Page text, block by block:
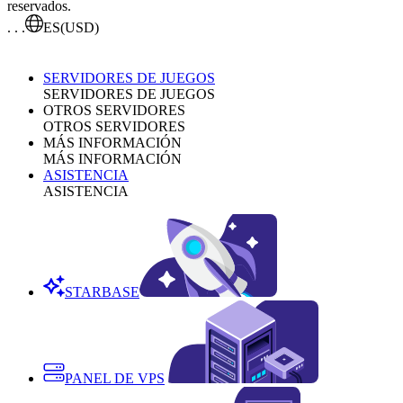
reservados.
. . .
ES(USD)
SERVIDORES DE JUEGOS
SERVIDORES DE JUEGOS
OTROS SERVIDORES
OTROS SERVIDORES
MÁS INFORMACIÓN
MÁS INFORMACIÓN
ASISTENCIA
ASISTENCIA
STARBASE
PANEL DE VPS